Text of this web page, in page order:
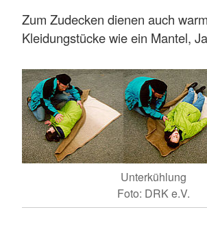
Zum Zudecken dienen auch
Kleidungstücke wie ein Mantel,
Unterkühlung
Foto: DRK e.V.